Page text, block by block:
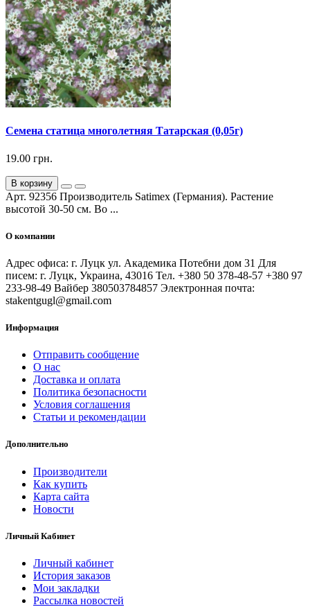
Семена статица многолетняя Татарская (0,05г)
19.00 грн.
В корзину
Арт. 92356 Производитель Satimex (Германия). Растение
высотой 30-50 см. Во ...
О компании
Адрес офиса: г. Луцк ул. Академика Потебни дом 31 Для
писем: г. Луцк, Украина, 43016 Тел. +380 50 378-48-57 +380 97
233-98-49 Вайбер 380503784857 Электронная почта:
stakentgugl@gmail.com
Информация
Отправить сообщение
О нас
Доставка и оплата
Политика безопасности
Условия соглашения
Статьи и рекомендации
Дополнительно
Производители
Как купить
Карта сайта
Новости
Личный Кабинет
Личный кабинет
История заказов
Мои закладки
Рассылка новостей